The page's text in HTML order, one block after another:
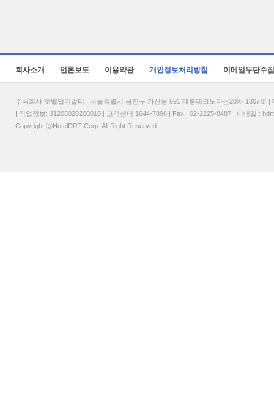
회사소개 언론보도 이용약관 개인정보처리방침 이메일무단수
주식회사 호텔업디알티 | 서울특별시 금천구 가산동 691 대륭테크노타운20차 1807
| 직업정보: J1206020200010 | 고객센터 1644-7896 | Fax : 02-2225-8487 | 이메일 :
Copyright ⓒHotelDRT Corp. All Right Reserved.